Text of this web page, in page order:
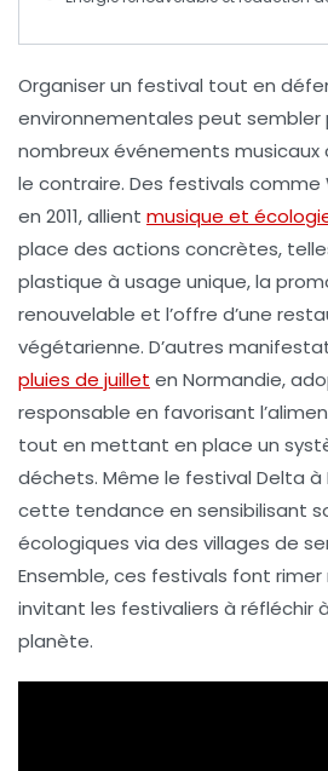
Organiser un festival tout en
environnementales peut sembler
nombreux événements
le contraire. Des festivals comme
en 2011, allient musique et
place des actions concrètes,
plastique à usage unique, la
renouvelable et l’offre d’une
végétarienne. D’autres
pluies de juillet en Normandie,
responsable en favorisant
tout en mettant en place un
déchets. Même le festival Delta à
cette tendance en sensibilisant
écologiques via des villages de
Ensemble, ces festivals font rimer
invitant les festivaliers à réfléchir
planète.